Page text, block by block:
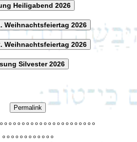
Heiligabend 2026
Weihnachtsfeiertag 2026
Weihnachtsfeiertag 2026
Silvester 2026
Permalink
o o o o o o o o o o o o o o o o o o o o o o
o o o o o o o o o o o o